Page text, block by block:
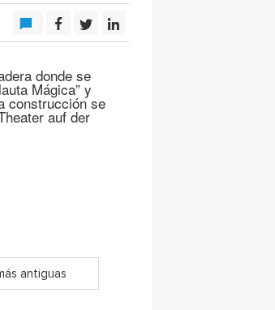
donde se
Mágica” y
construcción se
auf der
antiguas